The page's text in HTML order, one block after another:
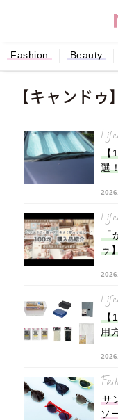
Fashion Beauty
【キャンド
選
ゥ
用
サ
ソ